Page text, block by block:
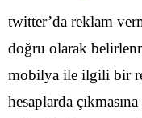
twitter’da reklam
doğru olarak
mobilya ile ilgili bir
hesaplarda